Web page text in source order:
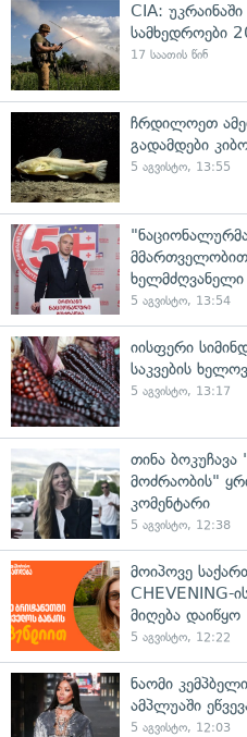
CIA:
სამხედროები
17 საათის წინ
ჩრდილოეთ
გადამდები
5 აგვისტო, 13:55
5 აგვისტო, 13:54
იისფერი
საკვების
5 აგვისტო, 13:17
თინა
მოძრაობის"
კომენტარი
5 აგვისტო, 12:38
მოიპოვე
CHEVENING-
მიღება დაიწყო
5 აგვისტო, 12:22
ნაომი
ამპლუაში
5 აგვისტო, 12:03